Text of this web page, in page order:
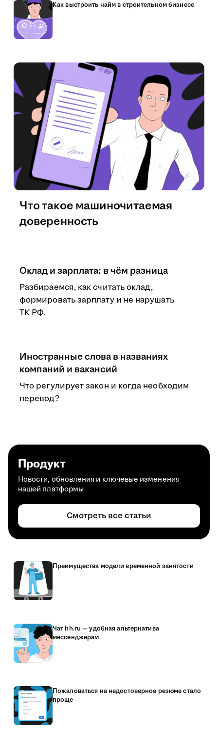
Как выстроить найм в строительном бизнесе
Оклад и зарплата: в чём разница
Разбираемся, как считать оклад,
формировать зарплату и не нарушать
ТК РФ.
Иностранные слова в названиях
компаний и вакансий
Что регулирует закон и когда необходим
перевод?
Что такое машиночитаемая
доверенность
Продукт
Новости, обновления и ключевые изменения
нашей платформы
Смотреть все статьи
Преимущества модели временной занятости
Чат hh.ru — удобная альтернатива
мессенджерам
Пожаловаться на недостоверное резюме стало
проще